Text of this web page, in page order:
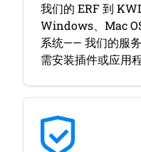
我们的 ERF 到
Windows、Mac
系统—— 我们的服
需安装插件或应用